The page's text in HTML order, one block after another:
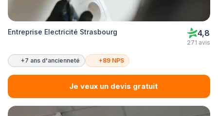
Entreprise Electricité Strasbourg 4,8
271 avis
+7 ans d'ancienneté +89 NPS
Je veux un devis gratuit